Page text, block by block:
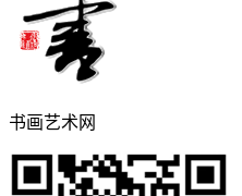
书画艺术网